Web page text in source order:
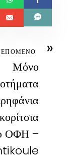
»
ΕΠΟΜΕΝΟ
Μόνο
ΟΦΗ –